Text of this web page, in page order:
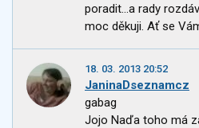
poradit...a rady
moc děkuji. Ať se
18. 03. 2013 20:52
JaninaDseznamcz
gabag
Jojo Naďa toho má